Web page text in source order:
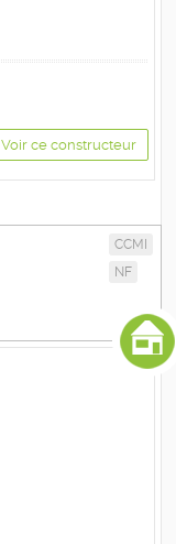
Voir ce constructeur
CCMI
NF